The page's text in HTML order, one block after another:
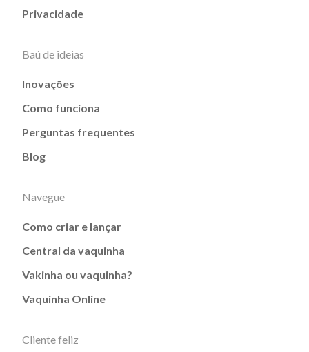
Privacidade
Baú de ideias
Inovações
Como funciona
Perguntas frequentes
Blog
Navegue
Como criar e lançar
Central da vaquinha
Vakinha ou vaquinha?
Vaquinha Online
Cliente feliz